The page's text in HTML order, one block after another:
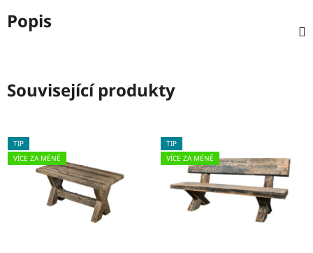
Popis
Související produkty
TIP
VÍCE ZA MÉNĚ
TIP
VÍCE ZA MÉNĚ